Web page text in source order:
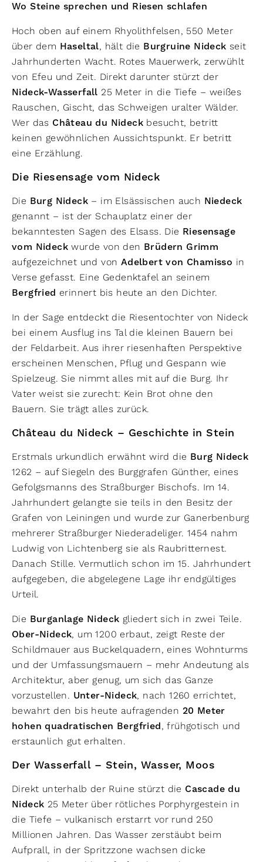
Wo Steine sprechen und Riesen schlafen
Hoch oben auf einem Rhyolithfelsen, 550 Meter
über dem Haseltal, hält die Burgruine Nideck seit
Jahrhunderten Wacht. Rotes Mauerwerk, zerwühlt
von Efeu und Zeit. Direkt darunter stürzt der
Nideck-Wasserfall 25 Meter in die Tiefe – weißes
Rauschen, Gischt, das Schweigen uralter Wälder.
Wer das Château du Nideck besucht, betritt
keinen gewöhnlichen Aussichtspunkt. Er betritt
eine Erzählung.
Die Riesensage vom Nideck
Die Burg Nideck – im Elsässischen auch Niedeck
genannt – ist der Schauplatz einer der
bekanntesten Sagen des Elsass. Die Riesensage
vom Nideck wurde von den Brüdern Grimm
aufgezeichnet und von Adelbert von Chamisso in
Verse gefasst. Eine Gedenktafel an seinem
Bergfried erinnert bis heute an den Dichter.
In der Sage entdeckt die Riesentochter von Nideck
bei einem Ausflug ins Tal die kleinen Bauern bei
der Feldarbeit. Aus ihrer riesenhaften Perspektive
erscheinen Menschen, Pflug und Gespann wie
Spielzeug. Sie nimmt alles mit auf die Burg. Ihr
Vater weist sie zurecht: Kein Brot ohne den
Bauern. Sie trägt alles zurück.
Château du Nideck – Geschichte in Stein
Erstmals urkundlich erwähnt wird die Burg Nideck
1262 – auf Siegeln des Burggrafen Günther, eines
Gefolgsmanns des Straßburger Bischofs. Im 14.
Jahrhundert gelangte sie teils in den Besitz der
Grafen von Leiningen und wurde zur Ganerbenburg
mehrerer Straßburger Niederadeliger. 1454 nahm
Ludwig von Lichtenberg sie als Raubritternest.
Danach Stille. Vermutlich schon im 15. Jahrhundert
aufgegeben, die abgelegene Lage ihr endgültiges
Urteil.
Die Burganlage Nideck gliedert sich in zwei Teile.
Ober-Nideck, um 1200 erbaut, zeigt Reste der
Schildmauer aus Buckelquadern, eines Wohnturms
und der Umfassungsmauern – mehr Andeutung als
Architektur, aber genug, um sich das Ganze
vorzustellen. Unter-Nideck, nach 1260 errichtet,
bewahrt den bis heute aufragenden 20 Meter
hohen quadratischen Bergfried, frühgotisch und
erstaunlich gut erhalten.
Der Wasserfall – Stein, Wasser, Moos
Direkt unterhalb der Ruine stürzt die Cascade du
Nideck 25 Meter über rötliches Porphyrgestein in
die Tiefe – vulkanisch erstarrt vor rund 250
Millionen Jahren. Das Wasser zerstäubt beim
Aufprall, in der Spritzzone wachsen dicke